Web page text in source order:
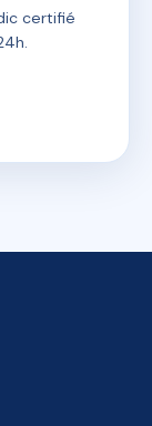
certifié